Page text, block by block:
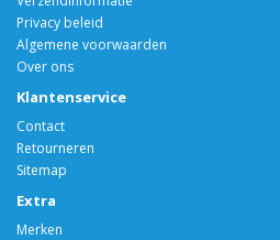
Privacy beleid
Algemene voorwaarden
Over ons
Klantenservice
Contact
Retourneren
Sitemap
Extra
Merken